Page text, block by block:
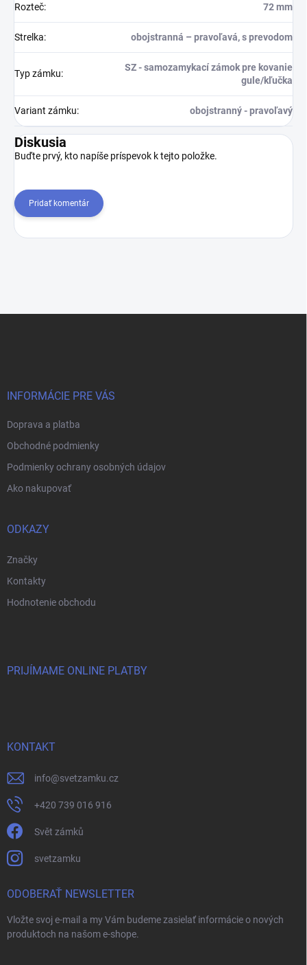
Rozteč: 72 mm
Strelka: obojstranná – pravoľavá, s prevodom
Typ zámku:
SZ - samozamykací zámok pre kovanie
gule/kľučka
Variant zámku: obojstranný - pravoľavý
Diskusia
Buďte prvý, kto napíše príspevok k tejto položke.
Pridať komentár
INFORMÁCIE PRE VÁS
Doprava a platba
Obchodné podmienky
Podmienky ochrany osobných údajov
Ako nakupovať
ODKAZY
Značky
Kontakty
Hodnotenie obchodu
PRIJÍMAME ONLINE PLATBY
KONTAKT
info@svetzamku.cz
+420 739 016 916
Svět zámků
svetzamku
ODOBERAŤ NEWSLETTER
Vložte svoj e-mail a my Vám budeme zasielať informácie o nových
produktoch na našom e-shope.